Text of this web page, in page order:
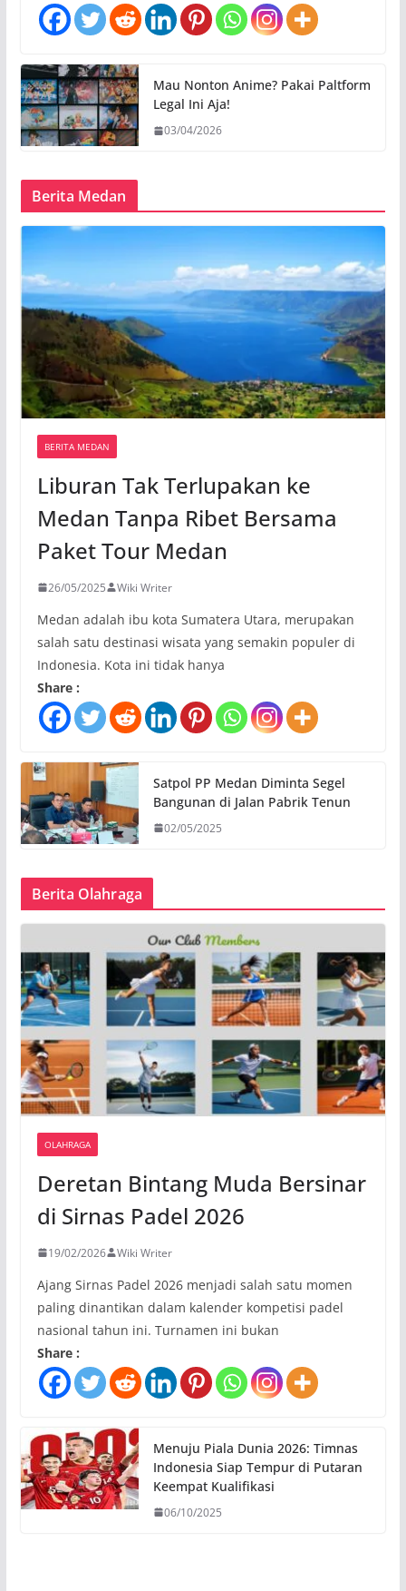
Mau Nonton Anime? Pakai Paltform
Legal Ini Aja!
03/04/2026
Berita Medan
BERITA MEDAN
Liburan Tak Terlupakan ke
Medan Tanpa Ribet Bersama
Paket Tour Medan
26/05/2025 Wiki Writer
Medan adalah ibu kota Sumatera Utara, merupakan
salah satu destinasi wisata yang semakin populer di
Indonesia. Kota ini tidak hanya
Share :
Satpol PP Medan Diminta Segel
Bangunan di Jalan Pabrik Tenun
02/05/2025
Berita Olahraga
OLAHRAGA
Deretan Bintang Muda Bersinar
di Sirnas Padel 2026
19/02/2026 Wiki Writer
Ajang Sirnas Padel 2026 menjadi salah satu momen
paling dinantikan dalam kalender kompetisi padel
nasional tahun ini. Turnamen ini bukan
Share :
Menuju Piala Dunia 2026: Timnas
Indonesia Siap Tempur di Putaran
Keempat Kualifikasi
06/10/2025